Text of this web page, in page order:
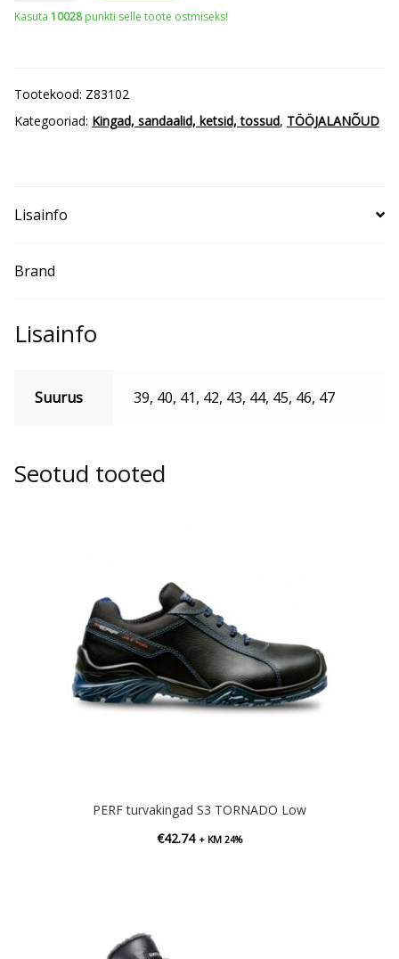
Kasuta 10028punkti selle toote ostmiseks!
Tootekood: Z83102
Kategooriad: Kingad, sandaalid, ketsid, tossud, TÖÖJALANÕUD
Lisainfo
Brand
Lisainfo
Suurus 39, 40, 41, 42, 43, 44, 45, 46, 47
Seotud tooted
PERF turvakingad S3 TORNADO Low
€42.74 + KM 24%